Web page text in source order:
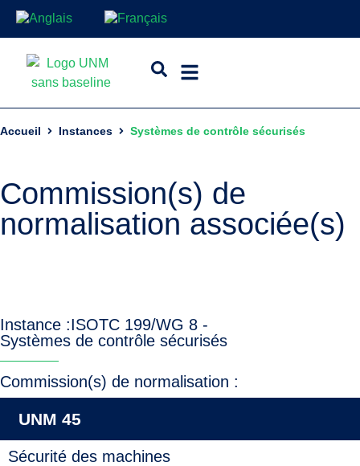
Accueil Instances Systèmes de contrôle sécurisés
Commission(s) de
normalisation associée(s)
Instance :ISOTC 199/WG 8 -
Systèmes de contrôle sécurisés
Commission(s) de normalisation :
UNM 45
Sécurité des machines